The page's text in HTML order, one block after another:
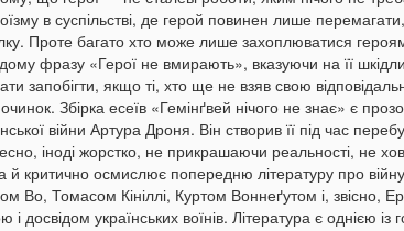
в суспільстві, де герой повинен лише
Проте багато хто може лише захоплюватися
фразу «Герої не вмирають», вказуючи на її
запобігти, якщо ті, хто ще не взяв свою
Збірка есеїв «Гемінґвей нічого не знає» є
війни Артура Дроня. Він створив її під час
іноді жорстко, не прикрашаючи реальності, не
й критично осмислює попередню літературу про
Во, Томасом Кініллі, Куртом Воннеґутом і, звісно,
і досвідом українських воїнів. Література є однією